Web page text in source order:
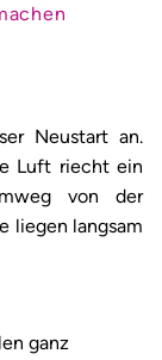
Neustart an.
Luft riecht ein
von der
liegen langsam
ganz